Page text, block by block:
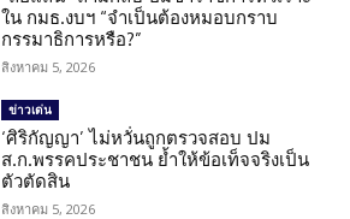
ใน กมธ.งบฯ “จำเป็นต้องหมอบกราบ
กรรมาธิการหรือ?”
สิงหาคม 5, 2026
ข่าวเด่น
‘ศิริกัญญา’ ไม่หวั่นถูกตรวจสอบ ปม
ส.ก.พรรคประชาชน ย้ำให้ข้อเท็จจริงเป็น
ตัวตัดสิน
สิงหาคม 5, 2026